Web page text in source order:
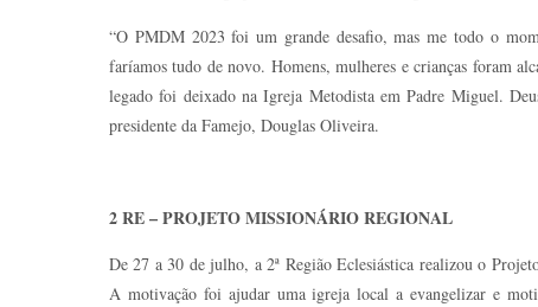
“O PMDM 2023 foi um grande desafio, mas me todo o
faríamos tudo de novo. Homens, mulheres e crianças foram
legado foi deixado na Igreja Metodista em Padre Miguel.
presidente da Famejo, Douglas Oliveira.
2 RE – PROJETO MISSIONÁRIO REGIONAL
De 27 a 30 de julho, a 2ª Região Eclesiástica realizou o
A motivação foi ajudar uma igreja local a evangelizar e